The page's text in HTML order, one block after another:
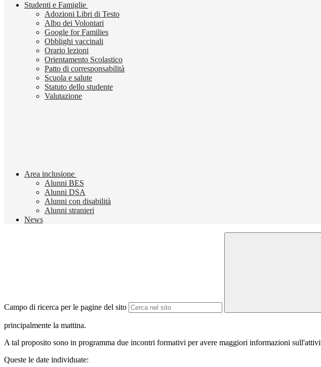
Studenti e Famiglie
Adozioni Libri di Testo
Albo dei Volontari
Google for Families
Obblighi vaccinali
Orario lezioni
Orientamento Scolastico
Patto di corresponsabilità
Scuola e salute
Statuto dello studente
Valutazione
Area inclusione
Alunni BES
Alunni DSA
Alunni con disabilità
Alunni stranieri
News
Campo di ricerca per le pagine del sito
principalmente la mattina.
A tal proposito sono in programma due incontri formativi per avere maggiori informazioni
Queste le date individuate: